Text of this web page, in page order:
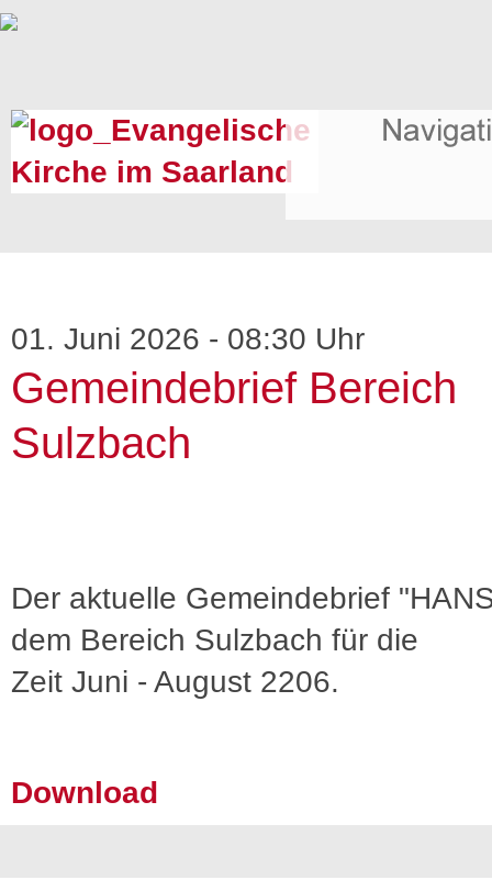
01. Juni 2026 - 08:30 Uhr
Gemeindebrief Bereich
Sulzbach
Der aktuelle Gemeindebrief
dem Bereich Sulzbach für die
Zeit Juni - August 2206.
Download